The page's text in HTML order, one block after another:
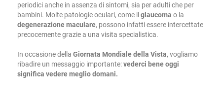
periodici anche in assenza di sintomi, sia per adulti che per
bambini. Molte patologie oculari, come il glaucoma o la
degenerazionemaculare, possono infatti essere intercettate
precocemente grazie a una visita specialistica.
In occasione della Giornata Mondiale della Vista, vogliamo
ribadire un messaggio importante:vederci bene oggi
significa vedere meglio domani.